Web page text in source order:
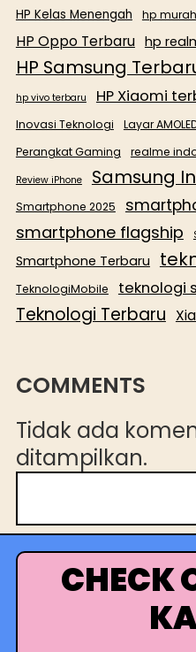
HP Kelas Menengah hp
HP Oppo Terbaru hp
HP Samsung
hp vivo terbaru HP Xiaomi
Inovasi Teknologi
Layar
Perangkat Gaming realme
Review iPhone Samsung
Smartphone 2025
smartphone flagship
Smartphone Terbaru
TeknologiMobile teknologi
Teknologi Terbaru
COMMENTS
Tidak ada
ditampilkan.
r
i
CHECK